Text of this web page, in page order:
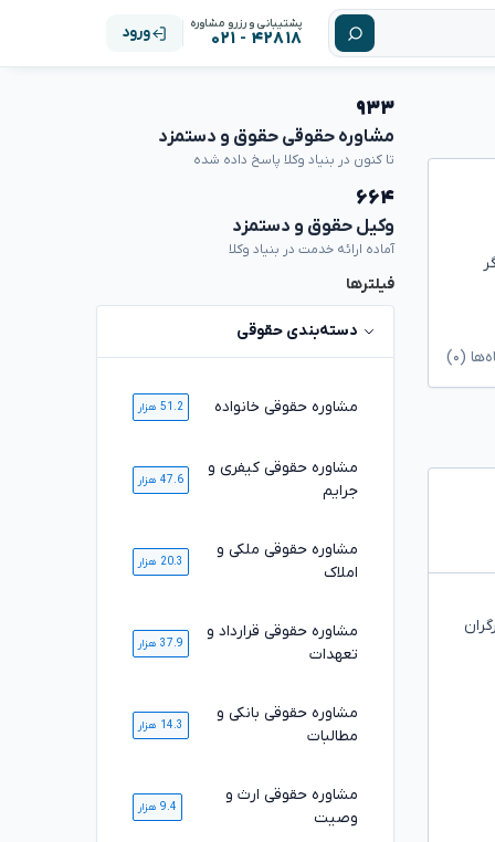
پشتیبانی و رزرو مشاوره
۴۲۸۱۸ - ۰۲۱ ورود
(۰)
۹۳۳
مشاوره حقوقی حقوق و دستمزد
تا کنون در بنیاد وکلا پاسخ داده شده
۶۶۴
وکیل حقوق و دستمزد
آماده ارائه خدمت در بنیاد وکلا
فیلترها
دسته‌بندی حقوقی
مشاوره حقوقی خانواده 51.2 هزار
مشاوره حقوقی کیفری و
جرایم
47.6 هزار
مشاوره حقوقی ملکی و
املاک
20.3 هزار
مشاوره حقوقی قرارداد و
تعهدات
37.9 هزار
مشاوره حقوقی بانکی و
مطالبات
14.3 هزار
مشاوره حقوقی ارث و
وصیت
9.4 هزار